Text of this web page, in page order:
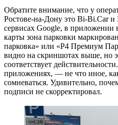
Обратите внимание, что у
Ростове-на-Дону это Bi-Bi.Car и
сервисах Google, в приложении
карты зона парковки
парковка» или «Р4 Премиум
видно на скриншотах выше, но
соответствует
приложениях, — не что иное,
сомневаться. Удивительно,
подписи не скорректировал.